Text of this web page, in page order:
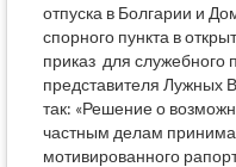
отпуска в Болгарии и
спорного пункта в
приказ для служебного
представителя Лужных
так: «Решение о
частным делам
мотивированного